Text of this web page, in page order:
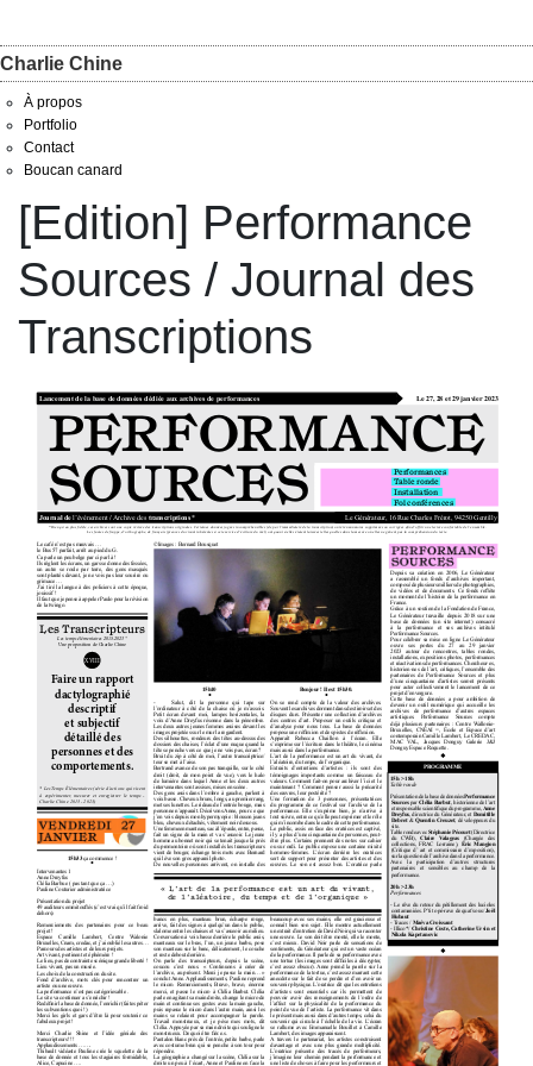
Charlie Chine
À propos
Portfolio
Contact
Boucan canard
[Edition] Performance
Sources / Journal des
Transcriptions